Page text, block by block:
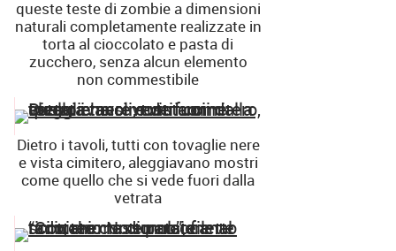
queste teste di zombie a dimensioni
naturali completamente realizzate in
torta al cioccolato e pasta di
zucchero, senza alcun elemento
non commestibile
Dietro i tavoli, tutti con tovaglie nere
e vista cimitero, aleggiavano mostri
come quello che si vede fuori dalla
vetrata